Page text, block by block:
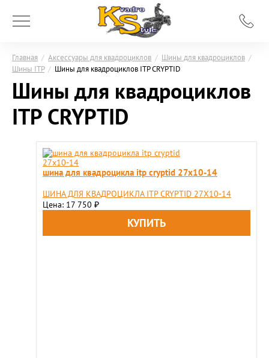
Главная / Аксессуары для квадроциклов / Шины для квадроциклов /
Шины ITP / Шины для квадроциклов ITP CRYPTID
Шины для квадроциклов
ITP CRYPTID
шина для квадроцикла itp cryptid 27x10-14
ШИНА ДЛЯ КВАДРОЦИКЛА ITP CRYPTID 27X10-14
Цена: 17 750 ₽